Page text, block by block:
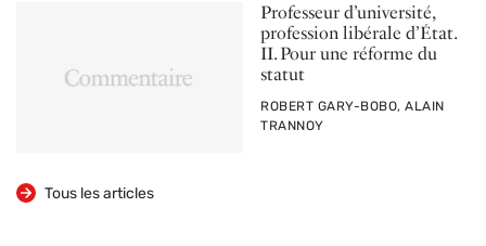
Professeur d’université,
profession libérale d’État.
II. Pour une réforme du
statut
PAR
ROBERT GARY-BOBO, ALAIN
TRANNOY
Tous les articles